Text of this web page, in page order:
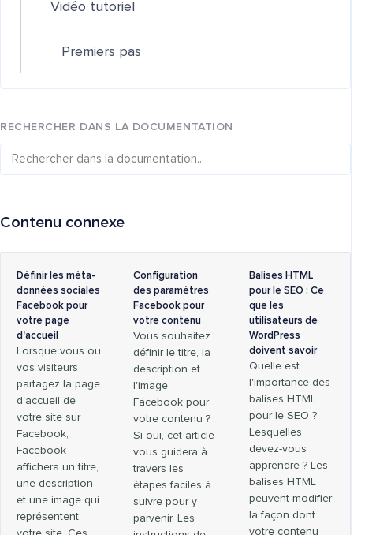
Vidéo tutoriel
Premiers pas
RECHERCHER DANS LA DOCUMENTATION
Contenu connexe
Définir les méta-
données sociales
Facebook pour
votre page
d'accueil
Lorsque vous ou
vos visiteurs
partagez la page
d'accueil de
votre site sur
Facebook,
Facebook
affichera un titre,
une description
et une image qui
représentent
Configuration
des paramètres
Facebook pour
votre contenu
Vous souhaitez
définir le titre, la
description et
l'image
Facebook pour
votre contenu ?
Si oui, cet article
vous guidera à
travers les
étapes faciles à
suivre pour y
parvenir. Les
Balises HTML
pour le SEO : Ce
que les
utilisateurs de
WordPress
doivent savoir
Quelle est
l'importance des
balises HTML
pour le SEO ?
Lesquelles
devez-vous
apprendre ? Les
balises HTML
peuvent modifier
la façon dont
votre contenu